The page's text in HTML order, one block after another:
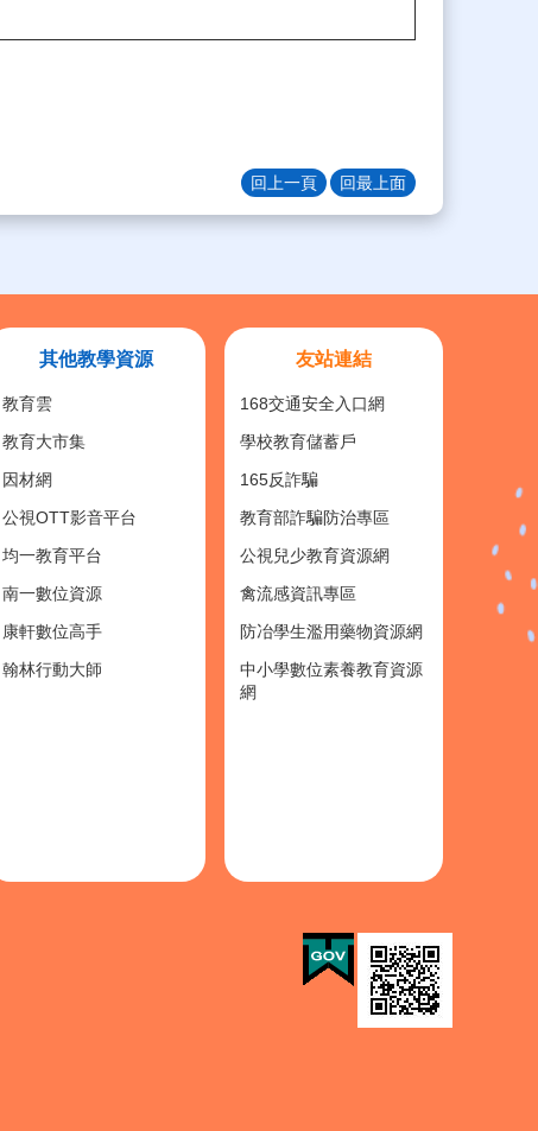
回上一頁 回最上面
其他教學資源
教育雲
教育大市集
因材網
公視OTT影音平台
均一教育平台
南一數位資源
康軒數位高手
翰林行動大師
友站連結
168交通安全入口網
學校教育儲蓄戶
165反詐騙
教育部詐騙防治專區
公視兒少教育資源網
禽流感資訊專區
防冶學生濫用藥物資源網
中小學數位素養教育資源
網